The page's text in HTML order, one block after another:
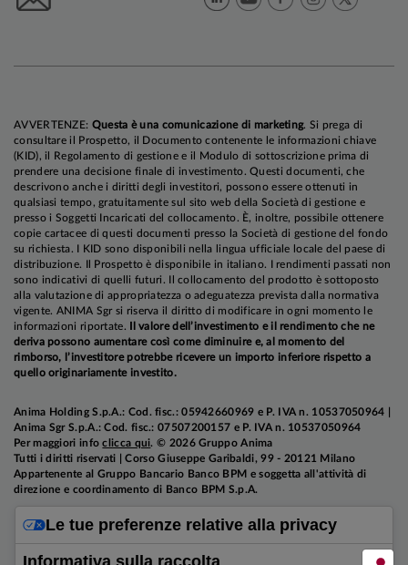
AVVERTENZE: Questa è una comunicazione di marketing. Si prega di
consultare il Prospetto, il Documento contenente le informazioni chiave
(KID), il Regolamento di gestione e il Modulo di sottoscrizione prima di
prendere una decisione finale di investimento. Questi documenti, che
descrivono anche i diritti degli investitori, possono essere ottenuti in
qualsiasi tempo, gratuitamente sul sito web della Società di gestione e
presso i Soggetti Incaricati del collocamento. È, inoltre, possibile ottenere
copie cartacee di questi documenti presso la Società di gestione del fondo
su richiesta. I KID sono disponibili nella lingua ufficiale locale del paese di
distribuzione. Il Prospetto è disponibile in italiano. I rendimenti passati non
sono indicativi di quelli futuri. Il collocamento del prodotto è sottoposto
alla valutazione di appropriatezza o adeguatezza prevista dalla normativa
vigente. ANIMA Sgr si riserva il diritto di modificare in ogni momento le
informazioni riportate.
Il valore dell’investimento e il rendimento che ne
deriva possono aumentare così come diminuire e, al momento del
rimborso, l’investitore potrebbe ricevere un importo inferiore rispetto a
quello originariamente investito.
Anima Holding S.p.A.: Cod. fisc.: 05942660969 e P. IVA n. 10537050964 |
Anima Sgr S.p.A.: Cod. fisc.: 07507200157 e P. IVA n. 10537050964
Per maggiori infoclicca qui. © 2026 Gruppo Anima
Tutti i diritti riservati | Corso Giuseppe Garibaldi, 99 - 20121 Milano
Appartenente al Gruppo Bancario Banco BPM e soggetta all'attività di
direzione e coordinamento di Banco BPM S.p.A.
Le tue preferenze relative alla privacy
Informativa sulla raccolta